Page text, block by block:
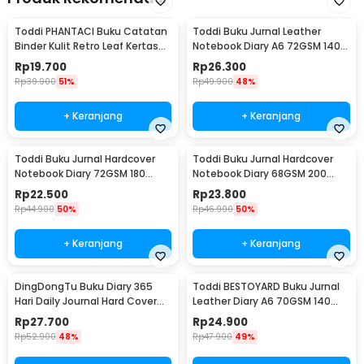
Toddi PHANTACI Buku Catatan
Binder Kulit Retro Leaf Kertas
B7 - ZB-20
Rp19.700
Rp39.900 51%
+ Keranjang
Toddi Buku Jurnal Leather
Notebook Diary A6 72GSM 140
Halaman Blank - ZB-30
Rp26.300
Rp49.900 48%
+ Keranjang
Toddi Buku Jurnal Hardcover
Notebook Diary 72GSM 180
Halaman Lined - CW-24
Rp22.500
Rp44.900 50%
+ Keranjang
Toddi Buku Jurnal Hardcover
Notebook Diary 68GSM 200
Halaman Lined - CW-28
Rp23.800
Rp46.900 50%
+ Keranjang
DingDongTu Buku Diary 365
Hari Daily Journal Hard Cover
128 Lembar - DDT-4083
Rp27.700
Rp52.900 48%
Toddi BESTOYARD Buku Jurnal
Leather Diary A6 70GSM 140
Halaman Blank - ZB-45
Rp24.900
Rp47.900 49%